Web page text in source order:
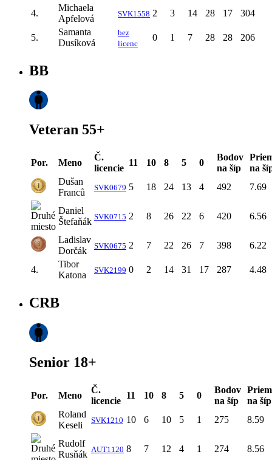
4.
Michaela
Apfelová
SVK1558 2 3 14 28 17 304
5.
Samanta
Dusíková
bez
licenc
0 1 7 28 28 206
BB
Veteran 55+
Por. Meno
Č.
licencie
11 10 8 5 0
Bodov
na šíp
na
Dušan
Franců
SVK0679 5 18 24 13 4 492 7.69
Daniel
Štefaňák SVK0715 2 8 26 22 6 420 6.56
Ladislav
Dorčák
SVK0675 2 7 22 26 7 398 6.22
4.
Tibor
Katona
SVK2199 0 2 14 31 17 287 4.48
CRB
Senior 18+
Por. Meno
Č.
licencie
11 10 8 5 0
Bodov
na šíp
na šíp
Roland
Keseli
SVK1210 10 6 10 5 1 275 8.59
Rudolf
Rusňák AUT1120 8 7 12 4 1 274 8.56